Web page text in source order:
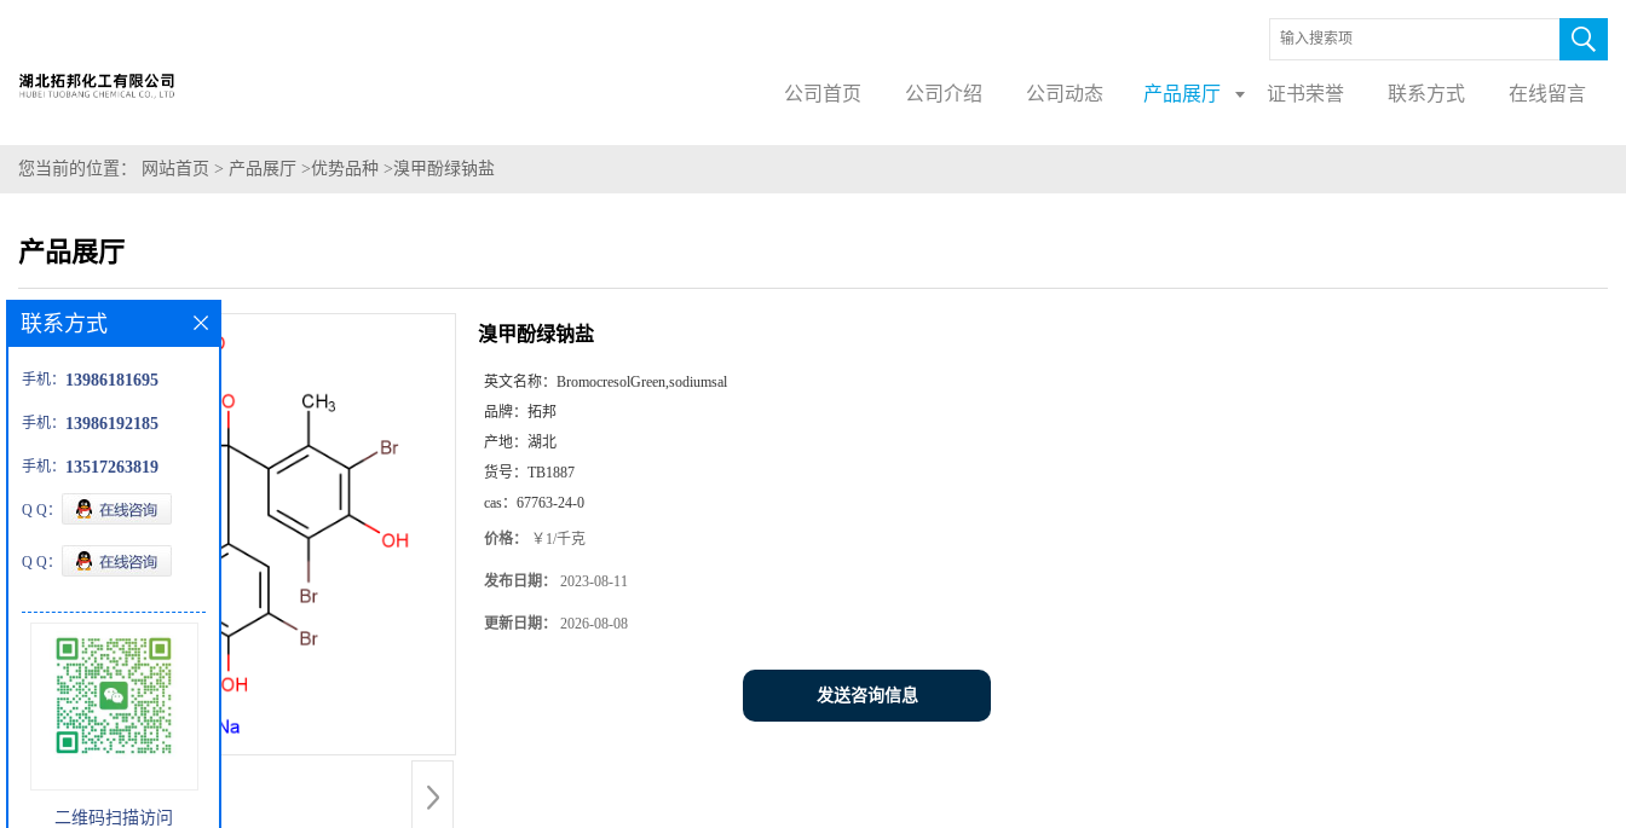
公司首页 公司介绍 公司动态 产品展厅 证书荣誉 联系方式 在线留言
您当前的位置： 网站首页 > 产品展厅 >优势品种 >溴甲酚绿钠盐
产品展厅
溴甲酚绿钠盐
英文名称： BromocresolGreen,sodiumsal
品牌： 拓邦
产地： 湖北
货号： TB1887
cas： 67763-24-0
价格： ￥1/千克
发布日期： 2023-08-11
更新日期： 2026-08-08
发送咨询信息
联系方式
手机： 13986181695
手机： 13986192185
手机： 13517263819
Q Q：
Q Q：
二维码扫描访问